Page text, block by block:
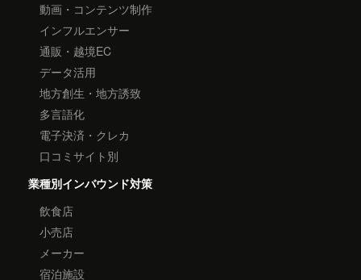
動画・コンテンツ制作
インフルエンサー
通販・越境EC
データ活用
地方創生・地方誘致
多言語化
電子決済・クレカ
口コミサイト別
業種別インバウンド対策
飲食店
小売店
メーカー
宿泊施設